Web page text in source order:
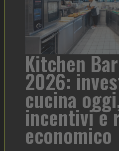
Kitchen
2026:
cucina
incentivi e
economico